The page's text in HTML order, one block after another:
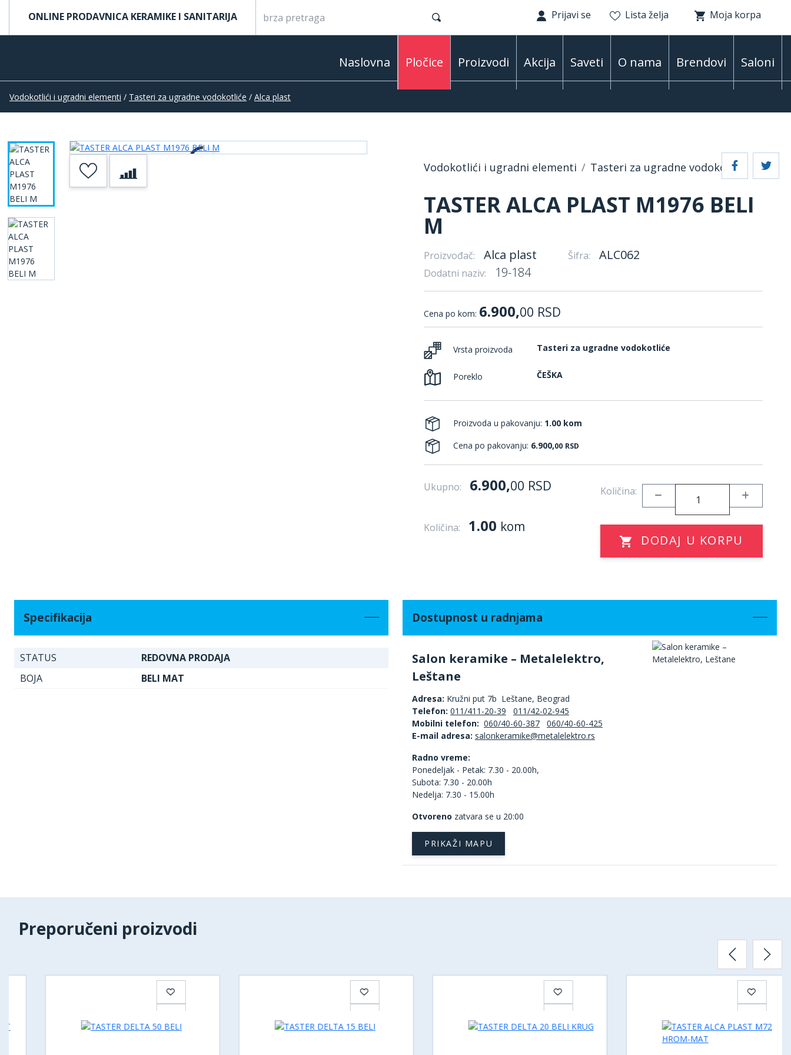
ONLINE PRODAVNICA KERAMIKE I SANITARIJA Prijavi se Lista želja Moja korpa
Naslovna Pločice Proizvodi Akcija Saveti O nama Brendovi Saloni
Vodokotlići i ugradni elementi / Tasteri za ugradne vodokotliće / Alca plast
Vodokotlići i ugradni elementi Tasteri za ugradne vodokotliće
TASTER ALCA PLAST M1976 BELI
M
Proizvođač: Alca plast Šifra: ALC062
Dodatni naziv: 19-184
Cena po kom: 6.900,00 RSD
Vrsta proizvoda Tasteri za ugradne vodokotliće
Poreklo ČEŠKA
Proizvoda u pakovanju: 1.00 kom
Cena po pakovanju: 6.900,00 RSD
Ukupno: 6.900,00 RSD Količina:
Količina: 1.00 kom
DODAJ U KORPU
Specifikacija
STATUS
REDOVNA PRODAJA
BOJA
BELI MAT
Dostupnost u radnjama
Salon keramike – Metalelektro,
Leštane
Adresa: Kružni put 7b Leštane, Beograd
Telefon: 011/411-20-39
011/42-02-945
Mobilni telefon: 060/40-60-387
060/40-60-425
E-mail adresa:
Radno vreme:
Ponedeljak - Petak: 7.30 - 20.00h,
Subota: 7.30 - 20.00h
Nedelja: 7.30 - 15.00h
Otvoreno zatvara se u 20:00
PRIKAŽI MAPU
Preporučeni proizvodi